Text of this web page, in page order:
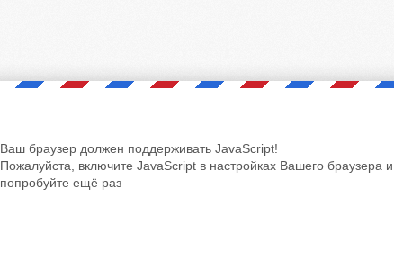
Ваш браузер должен поддерживать JavaScript!
Пожалуйста, включите JavaScript в настройках Вашего браузера и
попробуйте ещё раз